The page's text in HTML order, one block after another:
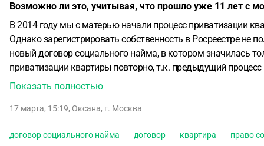
Возможно ли это, учитывая, что прошло уже 11 лет с
В 2014 году мы с матерью начали процесс приватизации
Однако зарегистрировать собственность в Росреестре
новый договор социального найма, в котором значилась
приватизации квартиры повторно, т.к. предыдущий процесс не был завершен. В жилищном
необходимо подтвердить в судебном порядке. Возможно
Показать полностью
17 марта, 15:19, Оксана, г. Москва
договор социального найма договор квартира право